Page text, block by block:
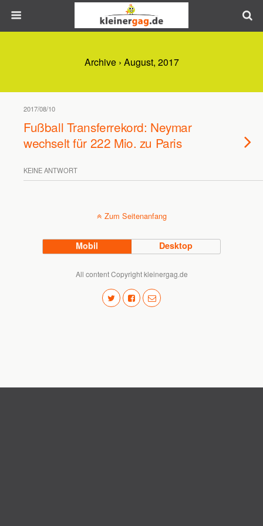
Archive › August, 2017
2017/08/10
Fußball Transferrekord: Neymar
wechselt für 222 Mio. zu Paris
KEINE ANTWORT
Zum Seitenanfang
Mobil Desktop
All content Copyright kleinergag.de